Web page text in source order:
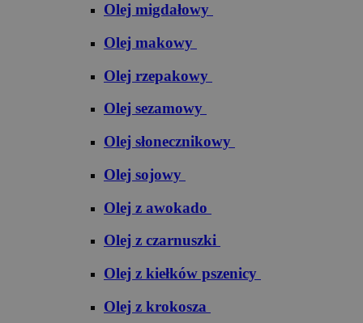
Olej migdałowy
Olej makowy
Olej rzepakowy
Olej sezamowy
Olej słonecznikowy
Olej sojowy
Olej z awokado
Olej z czarnuszki
Olej z kiełków pszenicy
Olej z krokosza